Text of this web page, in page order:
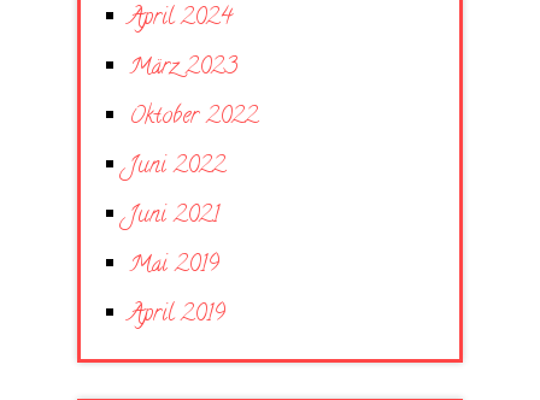
April 2024
März 2023
Oktober 2022
Juni 2022
Juni 2021
Mai 2019
April 2019